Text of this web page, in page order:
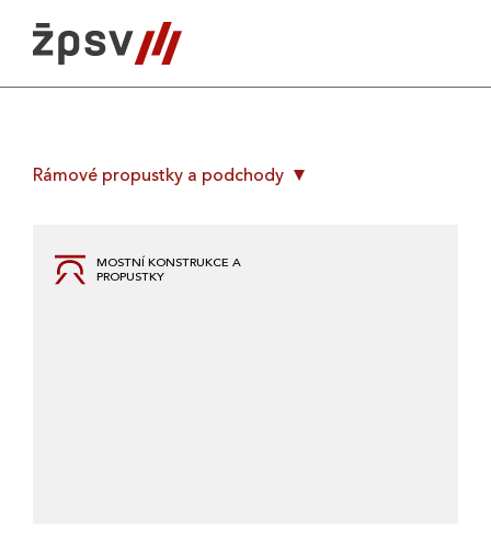
content
Rámové propustky a podchody
MOSTNÍ KONSTRUKCE A
PROPUSTKY